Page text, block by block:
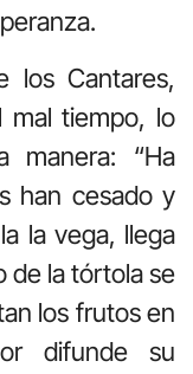
los Cantares,
mal tiempo, lo
manera: “Ha
han cesado y
la vega, llega
de la tórtola se
los frutos en
difunde su